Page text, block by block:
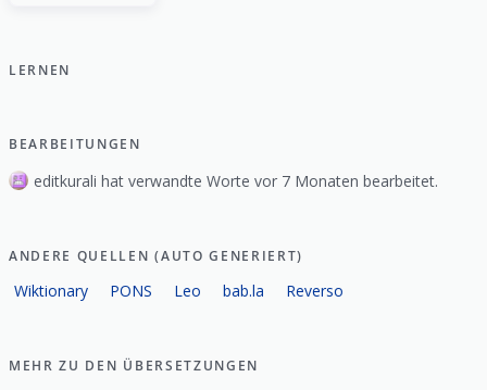
LERNEN
BEARBEITUNGEN
editkurali hat verwandte Worte vor 7 Monaten bearbeitet.
ANDERE QUELLEN (AUTO GENERIERT)
Wiktionary PONS Leo bab.la Reverso
MEHR ZU DEN ÜBERSETZUNGEN